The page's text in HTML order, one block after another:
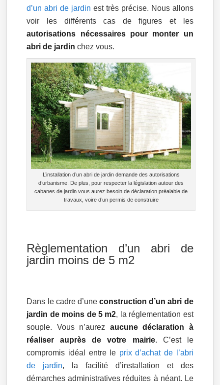
d’un abri de jardin est très précise. Nous allons
voir les différents cas de figures et les
autorisations nécessaires pour monter un
abri de jardin chez vous.
L’installation d’un abri de jardin demande des autorisations
d’urbanisme. De plus, pour respecter la législation autour des
cabanes de jardin vous aurez besoin de déclaration préalable de
travaux, voire d’un permis de construire
Règlementation d’un abri de
jardin moins de 5 m2
Dans le cadre d’uneconstruction d’un abri de
jardin de moins de 5 m2, la réglementation est
souple. Vous n’aurez aucune déclaration à
réaliser auprès de votre mairie. C’est le
compromis idéal entre le prix d’achat de l’abri
de jardin, la facilité d’installation et des
démarches administratives réduites à néant. Le